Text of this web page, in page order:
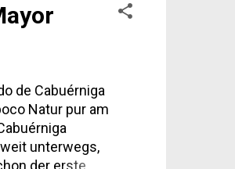
de Cabuérniga
Natur pur am
unterwegs,
der erste